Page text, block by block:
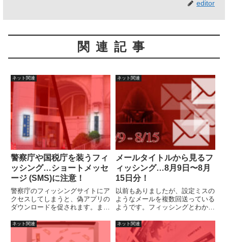
editor
関連記事
ネット関連
警察庁や国税庁を装うフィ
ッシング…ショートメッセ
ージ (SMS)に注意！
警察庁のフィッシングサイトにア
クセスしてしまうと、偽アプリの
ダウンロードを促されます。ま
にアクセスしてしまうと脅されま
ネット関連
メールタイトルから見るフ
ィッシング…8月9日〜8月
15日分！
以前もありましたが、設定ミスの
ようなメールを複数回送っている
ようです。フィッシングとわかり
ネット関連 ネット関連